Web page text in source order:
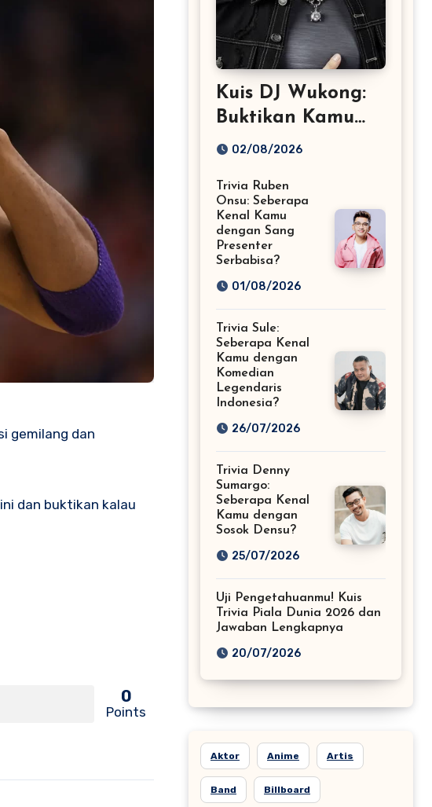
gemilang dan
dan buktikan kalau
0
Points
Kuis DJ Wukong:
Buktikan Kamu
Fans Musik EDM
02/08/2026
Trivia Ruben
Onsu: Seberapa
Kenal Kamu
dengan Sang
Presenter
Serbabisa?
01/08/2026
Trivia Sule:
Seberapa Kenal
Kamu dengan
Komedian
Legendaris
Indonesia?
26/07/2026
Trivia Denny
Sumargo:
Seberapa Kenal
Kamu dengan
Sosok Densu?
25/07/2026
Uji Pengetahuanmu! Kuis
Trivia Piala Dunia 2026 dan
Jawaban Lengkapnya
20/07/2026
Aktor Anime Artis
Band Billboard